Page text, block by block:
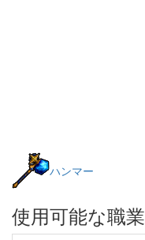
ハンマー
使用可能な職業